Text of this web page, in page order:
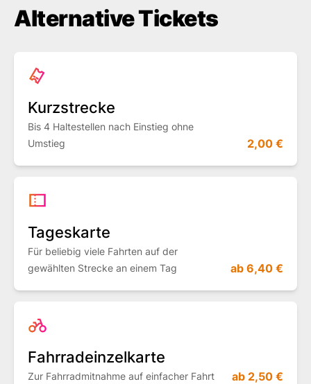
Alternative Tickets
Kurzstrecke
Bis 4 Haltestellen nach Einstieg ohne
Umstieg
2,00 €
Tageskarte
Für beliebig viele Fahrten auf der
gewählten Strecke an einem Tag
ab 6,40 €
Fahrradeinzelkarte
Zur Fahrradmitnahme auf einfacher Fahrt ab 2,50 €